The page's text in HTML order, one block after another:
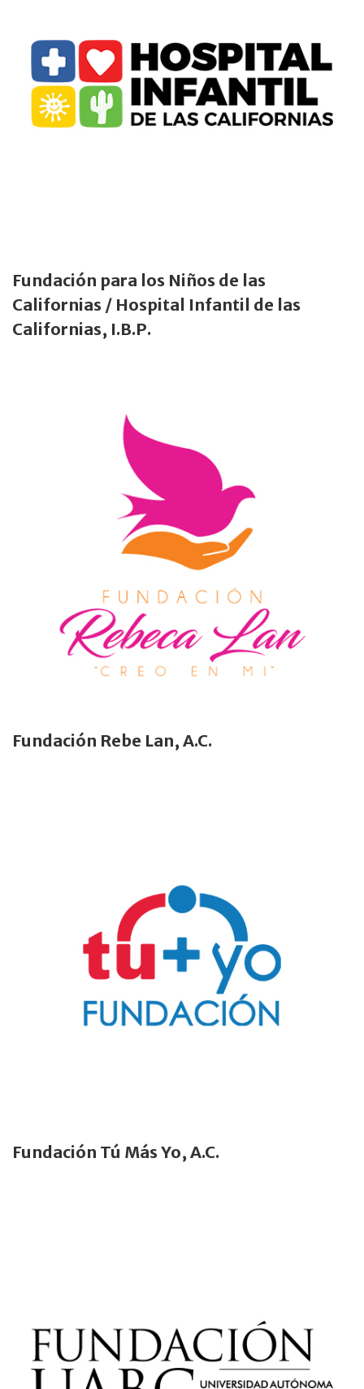
Fundación para los Niños de las
Californias / Hospital Infantil de las
Californias, I.B.P.
Fundación Rebe Lan, A.C.
Fundación Tú Más Yo, A.C.